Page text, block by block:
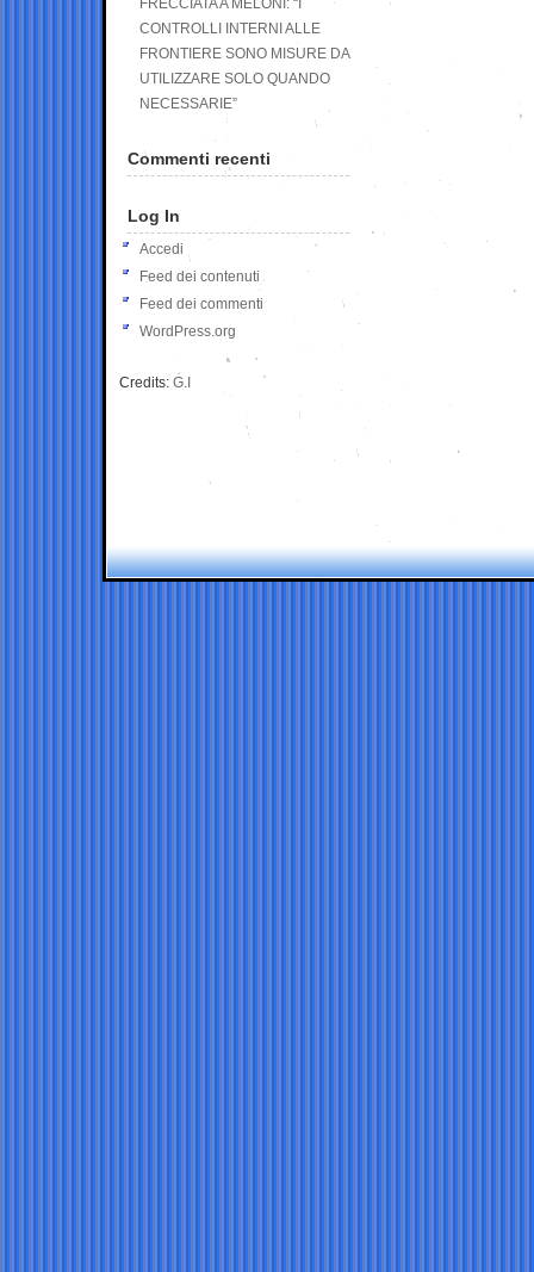
FRECCIATA A MELONI: “I
CONTROLLI INTERNI ALLE
FRONTIERE SONO MISURE DA
UTILIZZARE SOLO QUANDO
NECESSARIE”
Commenti recenti
Log In
Accedi
Feed dei contenuti
Feed dei commenti
WordPress.org
Credits: G.I